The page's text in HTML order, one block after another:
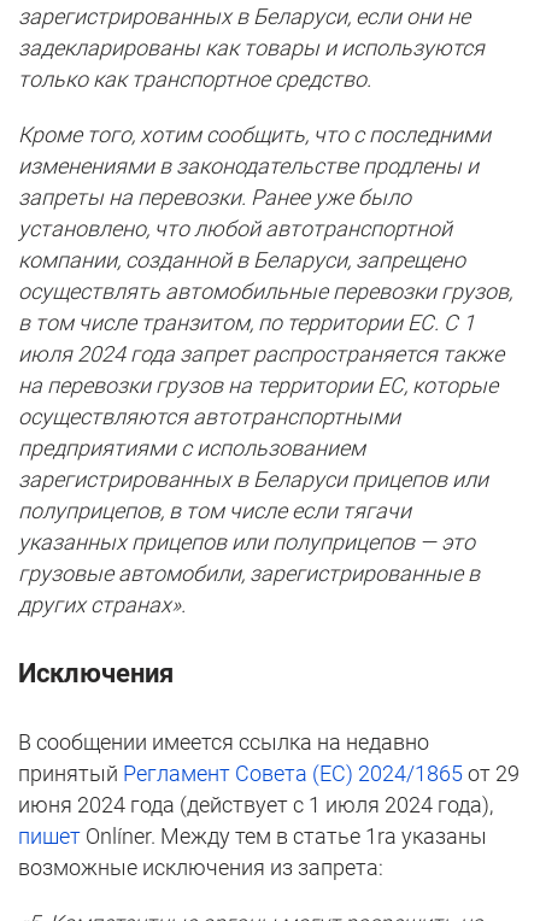
зарегистрированных в Беларуси, если они не
задекларированы как товары и используются
только как транспортное средство.
Кроме того, хотим сообщить, что с последними
изменениями в законодательстве продлены и
запреты на перевозки. Ранее уже было
установлено, что любой автотранспортной
компании, созданной в Беларуси, запрещено
осуществлять автомобильные перевозки грузов,
в том числе транзитом, по территории ЕС. С 1
июля 2024 года запрет распространяется также
на перевозки грузов на территории ЕС, которые
осуществляются автотранспортными
предприятиями с использованием
зарегистрированных в Беларуси прицепов или
полуприцепов, в том числе если тягачи
указанных прицепов или полуприцепов — это
грузовые автомобили, зарегистрированные в
других странах».
Исключения
В сообщении имеется ссылка на недавно
принятый Регламент Совета (ЕС) 2024/1865от 29
июня 2024 года (действует с 1 июля 2024 года),
пишет Onlíner. Между тем в статье 1ra указаны
возможные исключения из запрета: